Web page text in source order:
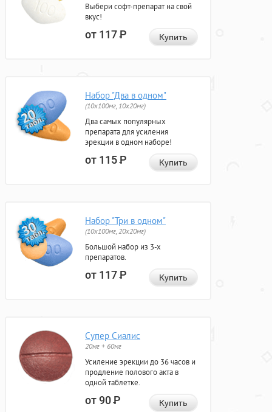
Выбери софт-препарат на свой
вкус!
от 117Р Купить
Набор "Два в одном"
(10x100мг, 10x20мг)
Два самых популярных
препарата для усиления
эрекции в одном наборе!
от 115Р Купить
Набор "Три в одном"
(10x100мг, 20x20мг)
Большой набор из 3-х
препаратов.
от 117Р Купить
Супер Сиалис
20мг + 60мг
Усиление эрекции до 36 часов и
продление полового акта в
одной таблетке.
от 90Р Купить